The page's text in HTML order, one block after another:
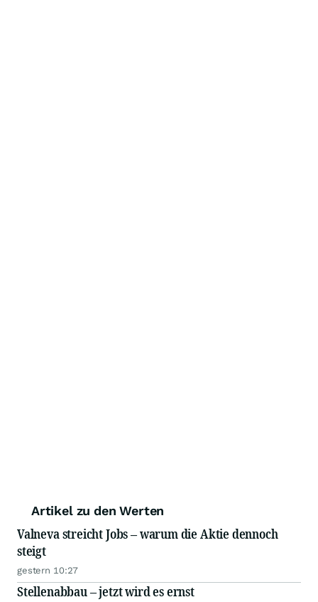
Artikel zu den Werten
Valneva streicht Jobs – warum die Aktie dennoch
steigt
gestern 10:27
Stellenabbau – jetzt wird es ernst